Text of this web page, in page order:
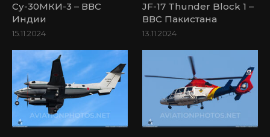
Су-30МКИ-3 – ВВС
Индии
15.11.2024
JF-17 Thunder Block 1 –
ВВС Пакистана
13.11.2024